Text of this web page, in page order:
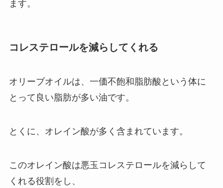
ます。
コレステロールを減らしてくれる
オリーブオイルは、一価不飽和脂肪酸という体に
とって良い脂肪が多い油です。
とくに、オレイン酸が多く含まれています。
このオレイン酸は悪玉コレステロールを減らして
くれる役割をし、